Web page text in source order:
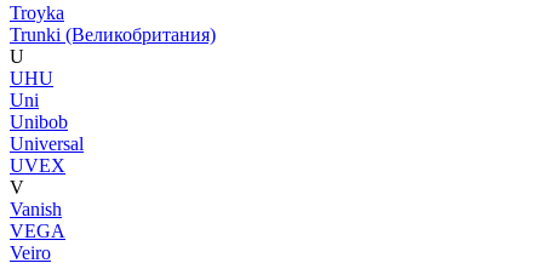
Troyka
Trunki (Великобритания)
U
UHU
Uni
Unibob
Universal
UVEX
V
Vanish
VEGA
Veiro